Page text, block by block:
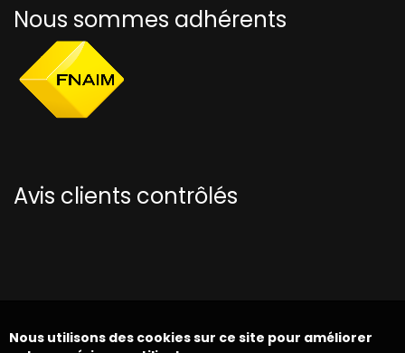
Nous sommes adhérents
Avis clients contrôlés
Nous utilisons des cookies sur ce site pour améliorer